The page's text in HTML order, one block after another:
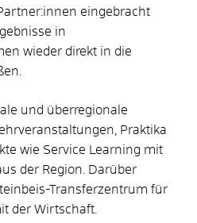
eingebracht
in
wieder direkt in die
und überregionale
Praktika
wie Service Learning mit
der Region. Darüber
Transferzentrum für
der Wirtschaft.